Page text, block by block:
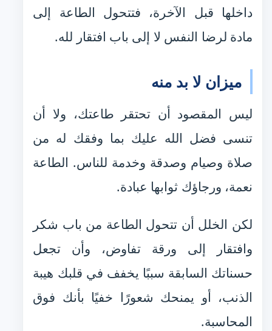
داخلها قبل الآخرة، فتتحول الطاعة إلى
مادة لرضا النفس لا إلى باب افتقار لله.
ميزان لا بد منه
ليس المقصود أن تحتقر طاعتك، ولا أن
تنسى فضل الله عليك بما وفقك له من
صلاة وصيام وصدقة وخدمة للناس. الطاعة
نعمة، ورجاؤك ثوابها عبادة.
لكن الخلل أن تتحول الطاعة من باب شكر
وافتقار إلى ورقة تفاوض، وأن تجعل
حسناتك السابقة سببًا يخفف في قلبك هيبة
الذنب، أو يمنحك شعورًا خفيًا بأنك فوق
المحاسبة.